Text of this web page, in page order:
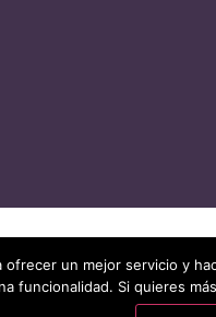
un mejor servicio y
funcionalidad. Si quieres